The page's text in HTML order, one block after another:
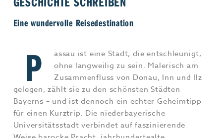
Jobs & Karriere
MEHR+
Eine wundervolle Reisedestination
P
assau ist eine Stadt, die entschleunigt,
ohne langweilig zu sein. Malerisch am
Zusammenfluss von Donau, Inn und Ilz
gelegen, zählt sie zu den schönsten Städten
Bayerns – und ist dennoch ein echter Geheimtipp
für einen Kurztrip. Die niederbayerische
Universitätsstadt verbindet auf faszinierende